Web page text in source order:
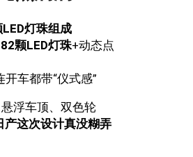
灯珠组成
颗LED灯珠+动态点
车都带“仪式感”
浮车顶、双色轮
产这次设计真没糊弄